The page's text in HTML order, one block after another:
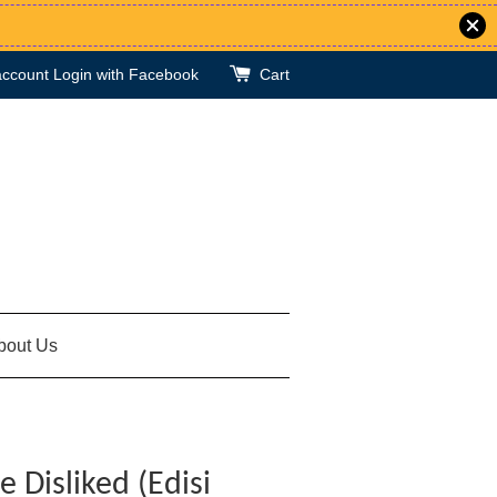
Login with Facebook Cart
Us
Disliked (Edisi